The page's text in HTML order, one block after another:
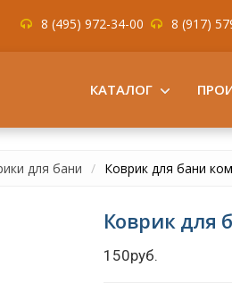
8 (495) 972-34-00 8 (917)
КАТАЛОГ
для бани Коврик для бани
Коврик для
150руб.